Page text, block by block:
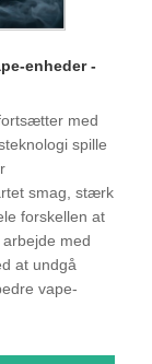
enheder -
med
spille
smag, stærk
forskellen at
med
at undgå
vape-